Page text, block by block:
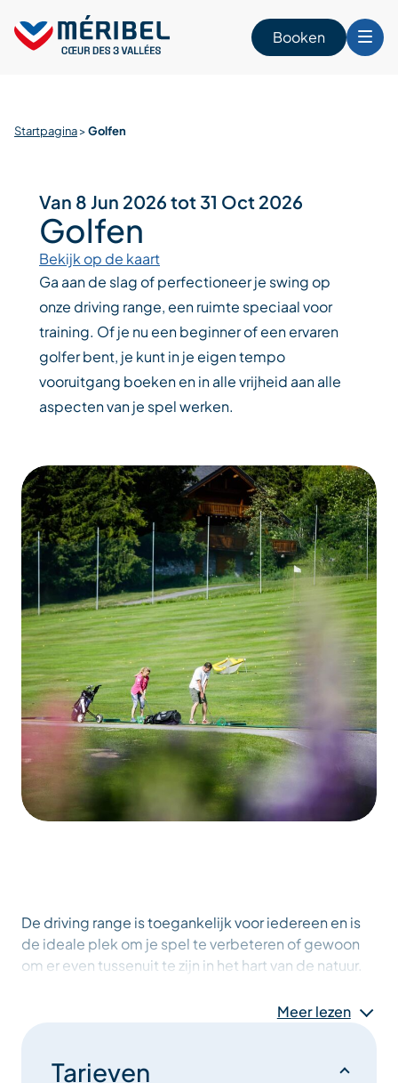
content
Booken
Startpagina>Golfen
De driving range is toegankelijk voor iedereen en is
de ideale plek om je spel te verbeteren of gewoon
om er even tussenuit te zijn in het hart van de natuur.
– Leer golfen in een vriendelijke omgeving
Meer lezen
Tarieven
Van 8 Jun 2026 tot 31 Oct 2026
Golfen
Bekijk op de kaart
Ga aan de slag of perfectioneer je swing op
onze driving range, een ruimte speciaal voor
training. Of je nu een beginner of een ervaren
golfer bent, je kunt in je eigen tempo
vooruitgang boeken en in alle vrijheid aan alle
aspecten van je spel werken.